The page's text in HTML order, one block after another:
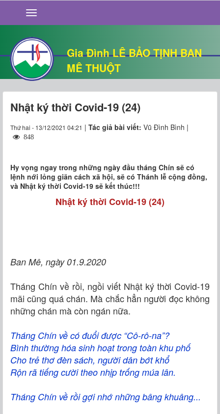
Gia Đình LÊ BẢO TỊNH BAN
MÊ THUỘT
GIỚI THIỆU
TIN TỨC
SỐNG ĐẠO
CHUYỆN NHÀ
QUÁN VĂN
THƯ GIÃN
Nhật ký thời Covid-19 (24)
Thứ hai - 13/12/2021 04:21 | Tác giả bài viết: Vũ Đình Bình |
848
Hy vọng ngay trong những ngày đầu tháng Chín sẽ có
lệnh nới lỏng giãn cách xã hội, sẽ có Thánh lễ cộng đồng,
và Nhật ký thời Covid-19 sẽ kết thúc!!!
Nhật ký thời Covid-19 (24)
Ban Mê, ngày 01.9.2020
Tháng Chín về rồi, ngồi viết Nhật ký thời Covid-19
mãi cũng quá chán. Mà chắc hẳn người đọc không
những chán mà còn ngán nữa.
Tháng Chín về có đuổi được “Cô-rô-na”?
Bình thường hóa sinh hoạt trong toàn khu phố
Cho trẻ thơ đèn sách, người dân bớt khổ
Rộn rã tiếng cười theo nhịp trống múa lân.
Tháng Chín về rồi gợi nhớ những bâng khuâng...